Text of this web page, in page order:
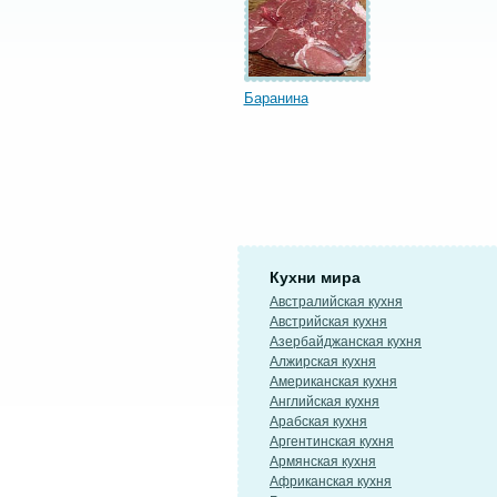
Баранина
Кухни мира
Австралийская кухня
Австрийская кухня
Азербайджанская кухня
Алжирская кухня
Американская кухня
Английская кухня
Арабская кухня
Аргентинская кухня
Армянская кухня
Африканская кухня